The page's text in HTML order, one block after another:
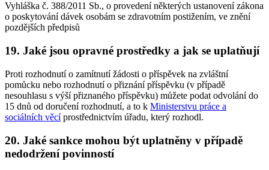
Vyhláška č. 388/2011 Sb., o provedení některých ustanovení zákona
o poskytování dávek osobám se zdravotním postižením, ve znění
pozdějších předpisů
19. Jaké jsou opravné prostředky a jak se uplatňují
Proti rozhodnutí o zamítnutí žádosti o příspěvek na zvláštní
pomůcku nebo rozhodnutí o přiznání příspěvku (v případě
nesouhlasu s výší přiznaného příspěvku) můžete podat odvolání do
15 dnů od doručení rozhodnutí, a to k Ministerstvu práce a
sociálních věcíprostřednictvím úřadu, který rozhodl.
20. Jaké sankce mohou být uplatněny v případě
nedodržení povinností